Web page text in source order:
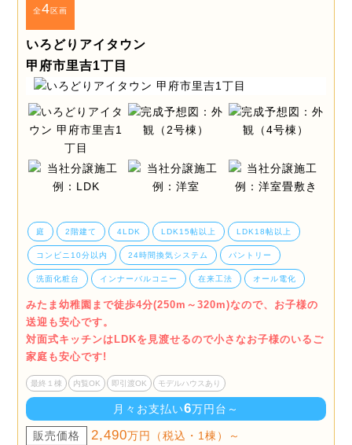
全4区画
いろどりアイタウン
甲府市里吉1丁目
庭 2階建て 4LDK LDK15帖以上 LDK18帖以上
コンビニ10分以内 24時間換気システム パントリー
洗面化粧台 インナーバルコニー 在来工法 オール電化
みたま幼稚園まで徒歩4分(250m～320m)なので、お子様の
送迎も安心です。
対面式キッチンはLDKを見渡せるので小さなお子様のいるご
家庭も安心です!
最終１棟 内覧OK 即引渡OK モデルハウスあり
月々お支払い6万円台～
販売価格 2,490万円（税込・1棟）～